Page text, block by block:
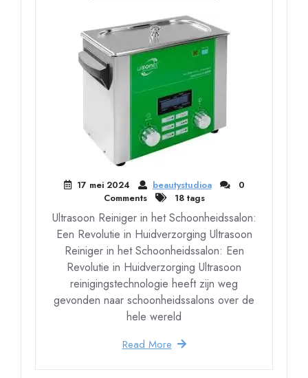
17 mei 2024 beautystudioa
0
Comments
18 tags
Ultrasoon Reiniger in het Schoonheidssalon:
Een Revolutie in Huidverzorging Ultrasoon
Reiniger in het Schoonheidssalon: Een
Revolutie in Huidverzorging Ultrasoon
reinigingstechnologie heeft zijn weg
gevonden naar schoonheidssalons over de
hele wereld
Read More